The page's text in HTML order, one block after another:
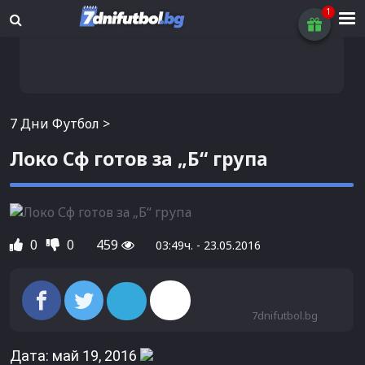
7 Дни Футбол >
Локо Сф готов за „Б“ група
0 0 459 03:49ч. - 23.05.2016
7dnifutbol.bg
Дата: май 19, 2016